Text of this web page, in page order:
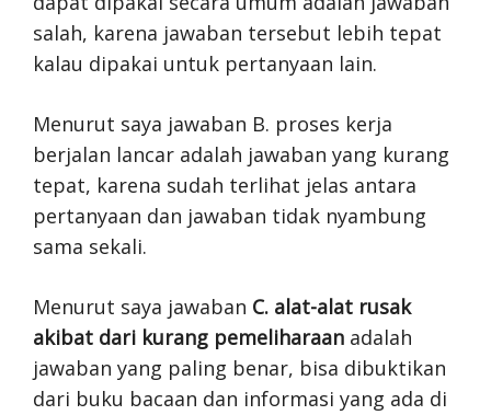
salah, karena jawaban tersebut lebih tepat
kalau dipakai untuk pertanyaan lain.
Menurut saya jawaban B. proses kerja
berjalan lancar adalah jawaban yang kurang
tepat, karena sudah terlihat jelas antara
pertanyaan dan jawaban tidak nyambung
sama sekali.
Menurut saya jawaban C. alat-alat rusak
akibat dari kurang pemeliharaan adalah
jawaban yang paling benar, bisa dibuktikan
dari buku bacaan dan informasi yang ada di